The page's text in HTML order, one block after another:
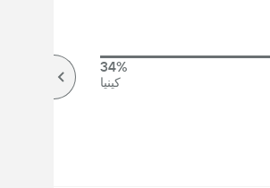
34%
كينيا